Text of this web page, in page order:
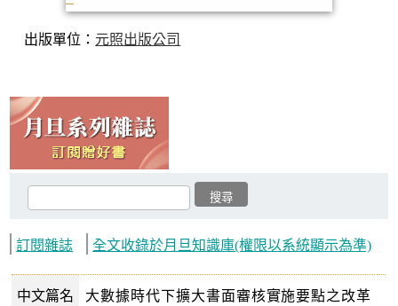
出版單位： 元照出版公司
訂閱雜誌 全文收錄於月旦知識庫(權限以系統顯示為準)
中文篇名
大數據時代下擴大書面審核實施要點之改革